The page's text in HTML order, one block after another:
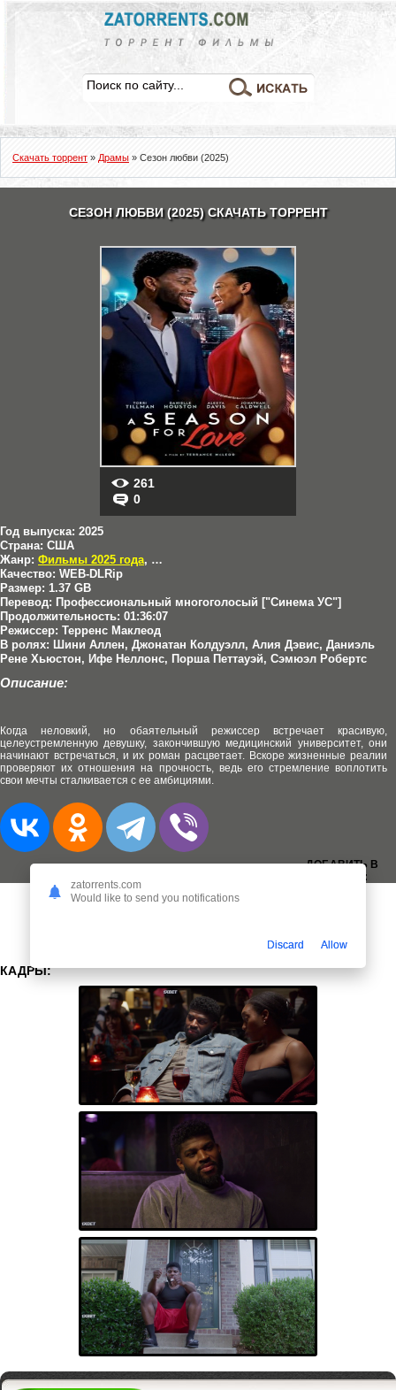
Скачать торрент » Драмы » Сезон любви (2025)
СЕЗОН ЛЮБВИ (2025) СКАЧАТЬ ТОРРЕНТ
261
0
Год выпуска: 2025
Страна: США
Жанр: Фильмы 2025 года, Драмы
Качество: WEB-DLRip
Размер: 1.37 GB
Перевод: Профессиональный многоголосый ["Синема УС"]
Продолжительность: 01:36:07
Режиссер: Терренс Маклеод
В ролях: Шини Аллен, Джонатан Колдуэлл, Алия Дэвис, Даниэль
Рене Хьюстон, Ифе Неллонс, Порша Петтауэй, Сэмюэл Робертс
Описание:
Когда неловкий, но обаятельный режиссер встречает красивую,
целеустремленную девушку, закончившую медицинский университет, они
начинают встречаться, и их роман расцветает. Вскоре жизненные реалии
проверяют их отношения на прочность, ведь его стремление воплотить
свои мечты сталкивается с ее амбициями.
ДОБАВИТЬ В
ЗАКЛАДКИ:
КАДРЫ:
zatorrents.com
Would like to send you notifications
Discard Allow